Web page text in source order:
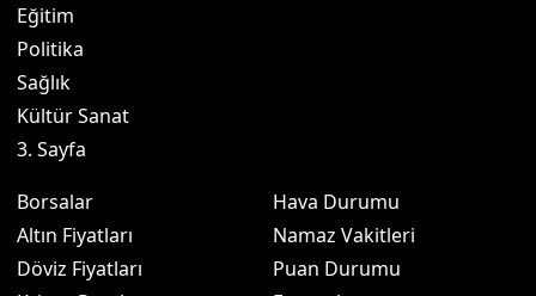
Eğitim
Politika
Sağlık
Kültür Sanat
3. Sayfa
Borsalar
Altın Fiyatları
Döviz Fiyatları
Hava Durumu
Namaz Vakitleri
Puan Durumu